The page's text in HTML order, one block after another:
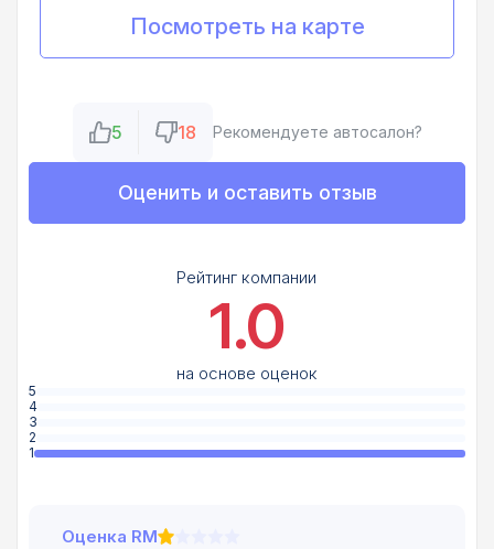
Посмотреть на карте
5 18 Рекомендуете автосалон?
Оценить и оставить отзыв
Рейтинг компании
1.0
на основе оценок
5
4
3
2
1
Оценка RM